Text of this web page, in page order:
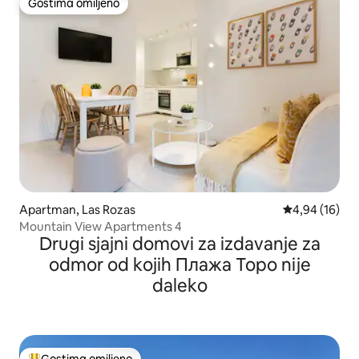
Gostima omiljeno
Apartman, Las Rozas Prosečna
4,94 (16)
Mountain View Apartments 4
Drugi sjajni domovi za izdavanje za
odmor od kojih Плажа Торо nije
daleko